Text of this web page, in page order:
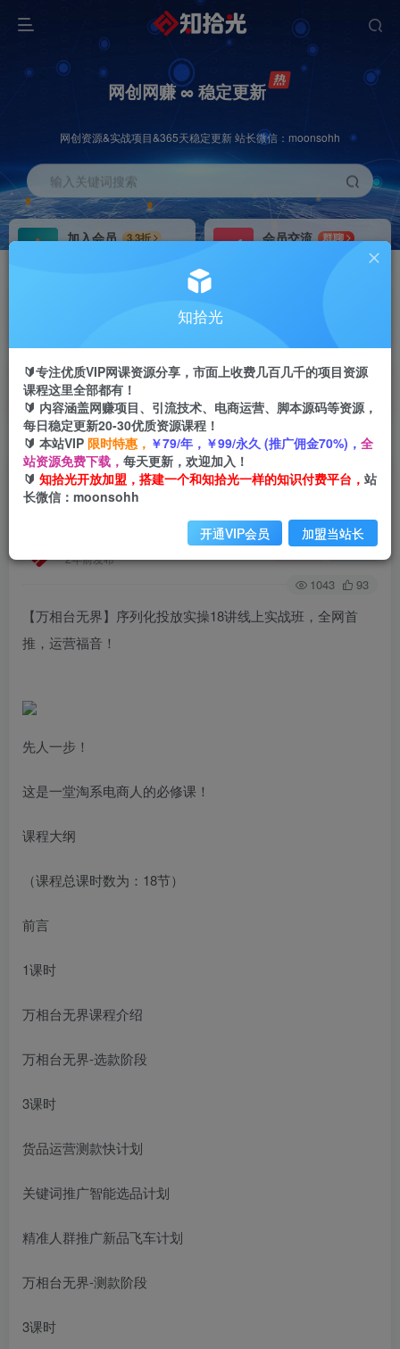
网创网赚 ∞ 稳定更新
网创资源&实战项目&365天稳定更新 站长微信：moonsohh
输入关键词搜索
加入会员
3.3折
会员交流
群聊
首页 创业课程 会员免费 正文
【万相台无界】序列化投放实操18讲线上实战班，
全网首推，运营福音！
2年前发布
关注 私信
1043 93
【万相台无界】序列化投放实操18讲线上实战班，全网首
推，运营福音！
先人一步！
这是一堂淘系电商人的必修课！
课程大纲
（课程总课时数为：18节）
前言
1课时
万相台无界课程介绍
万相台无界-选款阶段
3课时
货品运营测款快计划
关键词推广智能选品计划
精准人群推广新品飞车计划
万相台无界-测款阶段
3课时
知拾光
🔰专注优质VIP网课资源分享，市面上收费几百几千的项目资源
课程这里全部都有！
🔰 内容涵盖网赚项目、引流技术、电商运营、脚本源码等资源，
每日稳定更新20-30优质资源课程！
🔰 本站VIP 限时特惠， ￥79/年，￥99/永久 (推广佣金70%)， 全
站资源免费下载， 每天更新，欢迎加入！
🔰 知拾光开放加盟，搭建一个和知拾光一样的知识付费平台， 站
长微信：moonsohh
开通VIP会员 加盟当站长